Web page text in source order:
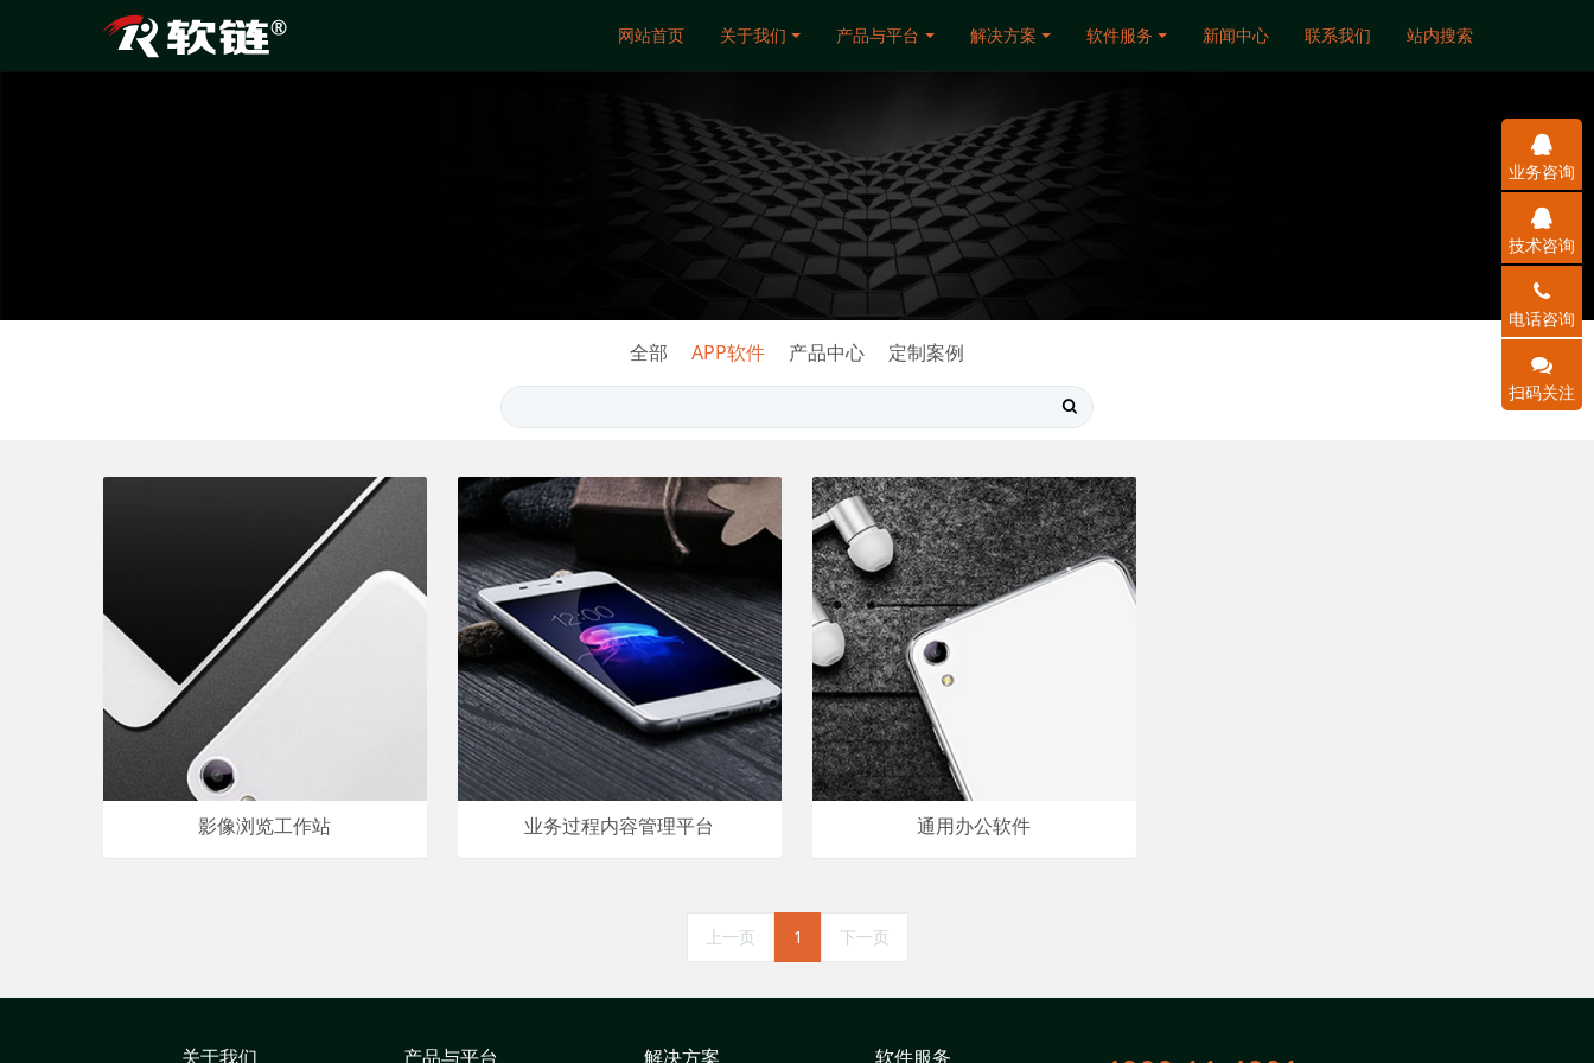
网站首页 关于我们 产品与平台 解决方案 软件服务 新闻中心 联系我们 站内搜索
全部 APP软件 产品中心 定制案例
影像浏览工作站 业务过程内容管理平台 通用办公软件
上一页 1 下一页
关于我们 产品与平台 解决方案 软件服务
业务咨询
技术咨询
电话咨询
扫码关注